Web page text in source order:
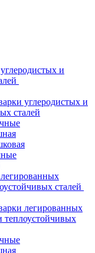
и
углеродистых и
сталей
сталей
легированных